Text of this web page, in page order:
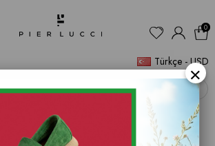
Türkçe - USD
0
×